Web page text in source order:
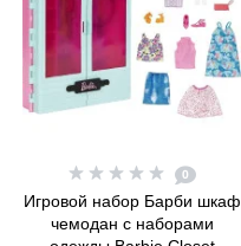
0
Игровой набор Барби шкаф
чемодан с наборами